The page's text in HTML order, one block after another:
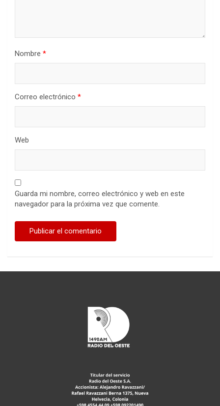
Nombre *
Correo electrónico *
Web
Guarda mi nombre, correo electrónico y web en este
navegador para la próxima vez que comente.